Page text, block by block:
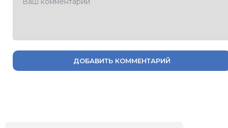
ДОБАВИТЬ КОММЕНТАРИЙ